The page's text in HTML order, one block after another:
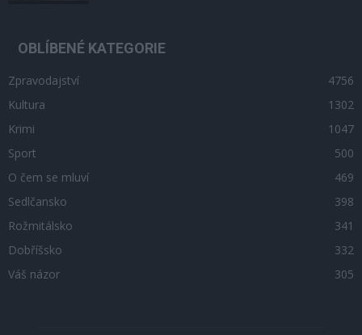
OBLÍBENÉ KATEGORIE
Zpravodajství
4756
Kultura
1302
Krimi
1047
Sport
500
O čem se mluví
469
Sedlčansko
398
Rožmitálsko
341
Dobříšsko
332
Váš názor
305